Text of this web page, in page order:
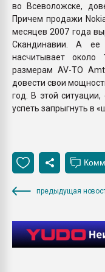
во Всеволожске,
Причем продажи
месяцев 2007 года
Скандинавии. А ее
насчитывает
размерам AV-TO
довести свои
год. В этой
успеть запрыгнуть в
предыдущая